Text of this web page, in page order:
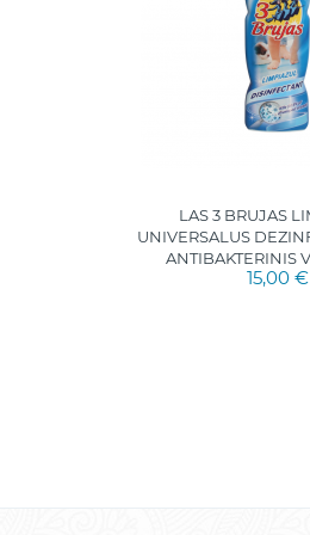
LAS 3 BRUJAS
UNIVERSALUS
ANTIBAKTERINIS
15,00 €